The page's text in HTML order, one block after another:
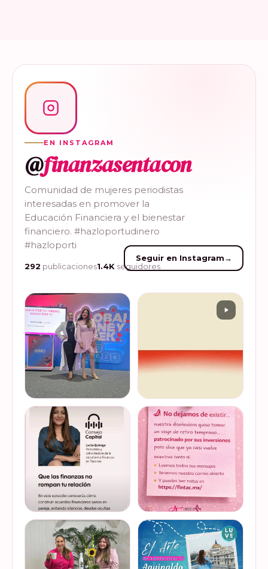
EN INSTAGRAM
@finanzasentacon
Comunidad de mujeres periodistas
interesadas en promover la
Educación Financiera y el bienestar
financiero. #hazloportudinero
#hazloporti
292 publicaciones1.4K seguidores
Seguir en Instagram→
Felices de haber sido
invitadas, por cuarto año
consecutivo, a participar en
la Global Money Week, una
iniciativa que impulsa la
educación f…
VER EN
INSTAGRAM
Del 17 al 22 de marzo se
lleva a cabo la Global
Money Week 2026 (Semana
Mundial del Dinero).
Finanzas en Tacones
somos parte de esta
Jornada…
VER EN
INSTAGRAM
@lucyquiroga tuvo la
oportunidad de conversar
con la gran Ilana Sod, en el
#podcast Consejo Capital
de @scotiabankmx Gracias
VER EN
Prometemos que no
desaparecimos… solo
estamos reorganizando
todo (y esperando a que el
diseñador vuelva del retiro
VER EN